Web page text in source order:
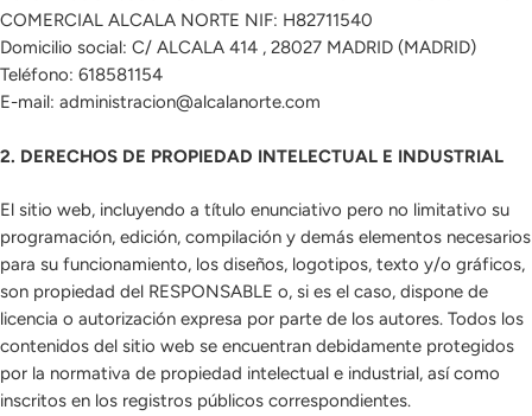
COMERCIAL ALCALA NORTE NIF: H82711540
Domicilio social: C/ ALCALA 414 , 28027 MADRID (MADRID)
Teléfono: 618581154
E-mail: administracion@alcalanorte.com
2. DERECHOS DE PROPIEDAD INTELECTUAL E INDUSTRIAL
El sitio web, incluyendo a título enunciativo pero no limitativo su
programación, edición, compilación y demás elementos necesarios
para su funcionamiento, los diseños, logotipos, texto y/o gráficos,
son propiedad del RESPONSABLE o, si es el caso, dispone de
licencia o autorización expresa por parte de los autores. Todos los
contenidos del sitio web se encuentran debidamente protegidos
por la normativa de propiedad intelectual e industrial, así como
inscritos en los registros públicos correspondientes.